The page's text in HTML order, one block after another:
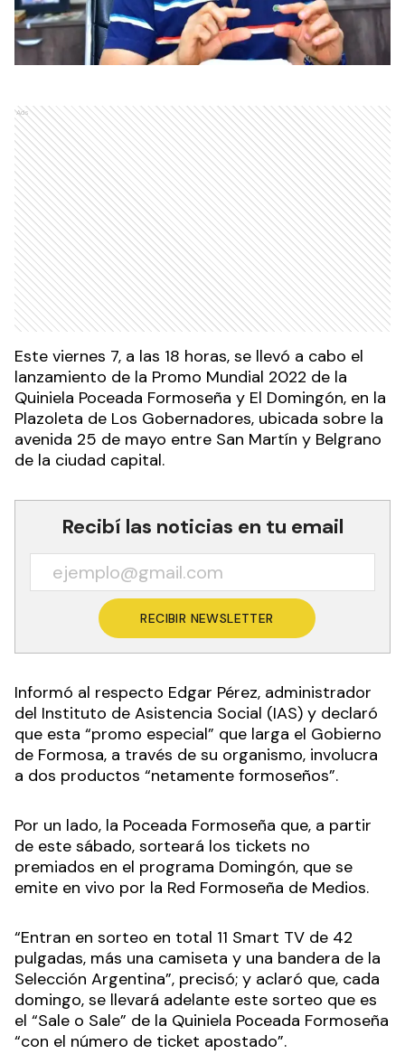
Ads
Este viernes 7, a las 18 horas, se llevó a cabo el
lanzamiento de la Promo Mundial 2022 de la
Quiniela Poceada Formoseña y El Domingón, en la
Plazoleta de Los Gobernadores, ubicada sobre la
avenida 25 de mayo entre San Martín y Belgrano
de la ciudad capital.
Recibí las noticias en tu email
RECIBIR NEWSLETTER
Informó al respecto Edgar Pérez, administrador
del Instituto de Asistencia Social (IAS) y declaró
que esta “promo especial” que larga el Gobierno
de Formosa, a través de su organismo, involucra
a dos productos “netamente formoseños”.
Por un lado, la Poceada Formoseña que, a partir
de este sábado, sorteará los tickets no
premiados en el programa Domingón, que se
emite en vivo por la Red Formoseña de Medios.
“Entran en sorteo en total 11 Smart TV de 42
pulgadas, más una camiseta y una bandera de la
Selección Argentina”, precisó; y aclaró que, cada
domingo, se llevará adelante este sorteo que es
el “Sale o Sale” de la Quiniela Poceada Formoseña
“con el número de ticket apostado”.